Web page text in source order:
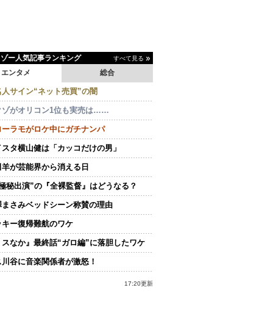
ー人気記事ランキング すべて見る
エンタメ 総合
人サイン“ネット売買”の闇
ゾがオリコン1位も実売は……
ーラモがロケ中にガチナンパ
タ横山健は「カッコだけの男」
が芸能界から消える日
秘出演”の『全裸監督』はどうなる？
まさみベッドシーン称賛の理由
キー復帰難航のワケ
スなか』最終話“ガロ編”に落胆したワケ
谷に音楽関係者が激怒！
17:20更新